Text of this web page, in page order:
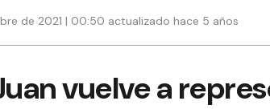
de 2021 | 00:50 actualizado hace 5 años
vuelve a